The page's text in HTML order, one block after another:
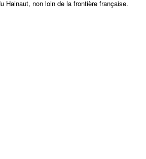
Hainaut, non loin de la frontière française.